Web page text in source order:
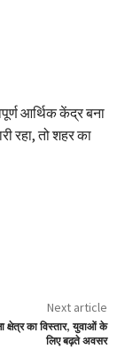
आर्थिक केंद्र बना
रहा, तो शहर का
Next article
क्षेत्र का विस्तार, युवाओं के
लिए बढ़ते अवसर